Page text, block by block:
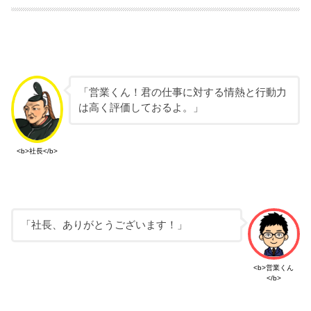
<b>社長</b>
「営業くん！君の仕事に対する情熱と行動力
は高く評価しておるよ。」
<b>営業くん
</b>
「社長、ありがとうございます！」